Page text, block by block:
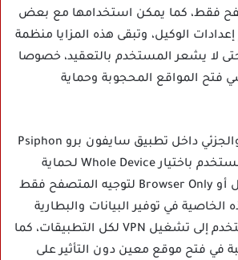
فقط، كما يمكن استخدامها مع بعض
الوكيل، وتبقى هذه المزايا منظمة
لا يشعر المستخدم بالتعقيد، خصوصا
فتح المواقع المحجوبة وحماية
ميزة الوكيل الكامل والجزئي داخل تطبيق سايفون برو Psiphon
Pro مجاناً تسمح للمستخدم باختيار Whole Device لحماية
اتصال الجهاز بالكامل أو Browser Only لتوجيه المتصفح فقط
الخاصية في توفير البيانات والبطارية
عندما لا يحتاج المستخدم إلى تشغيل VPN لكل التطبيقات، كما
في فتح موقع معين دون التأثير على